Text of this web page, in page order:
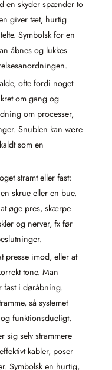
en skyder spænder to
giver tæt, hurtig
Symbolsk for en
åbnes og lukkes
ofte fordi noget
om gang og
om processer,
Snublen kan være
som en
stramt eller fast:
skrue eller en bue.
øge pres, skærpe
og nerver, fx før
presse imod, eller at
tone. Man
fast i døråbning.
så systemet
funktionsdueligt.
sig selv strammere
kabler, poser
Symbolsk en hurtig,